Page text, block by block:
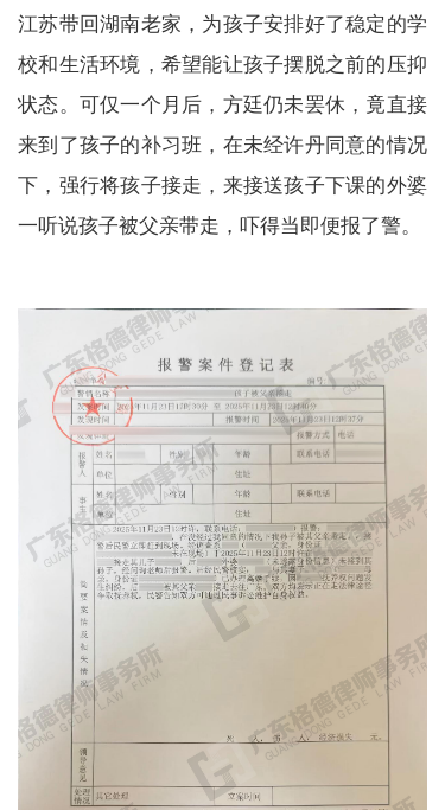
江苏带回湖南老家，为孩子安排好了稳定的学
校和生活环境，希望能让孩子摆脱之前的压抑
状态。可仅一个月后，方廷仍未罢休，竟直接
来到了孩子的补习班，在未经许丹同意的情况
下，强行将孩子接走，来接送孩子下课的外婆
一听说孩子被父亲带走，吓得当即便报了警。